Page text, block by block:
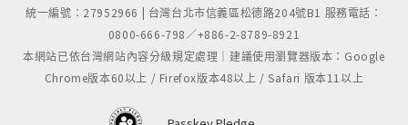
統一編號：27952966 | 台灣台北市信義區松德路204號B1 服務電話：
0800-666-798／+886-2-8789-8921
本網站已依台灣網站內容分級規定處理｜建議使用瀏覽器版本：Google
Chrome版本60以上 / Firefox版本48以上 / Safari 版本11以上